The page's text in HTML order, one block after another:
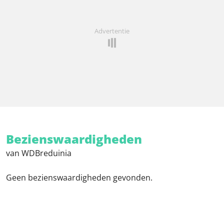
Advertentie
Bezienswaardigheden
van WDBreduinia
Geen bezienswaardigheden gevonden.